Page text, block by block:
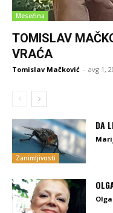
Mesečina
TOMISLAV
VRAĆA
Tomislav Mačković - avg 1,
Zanimljivosti
DA